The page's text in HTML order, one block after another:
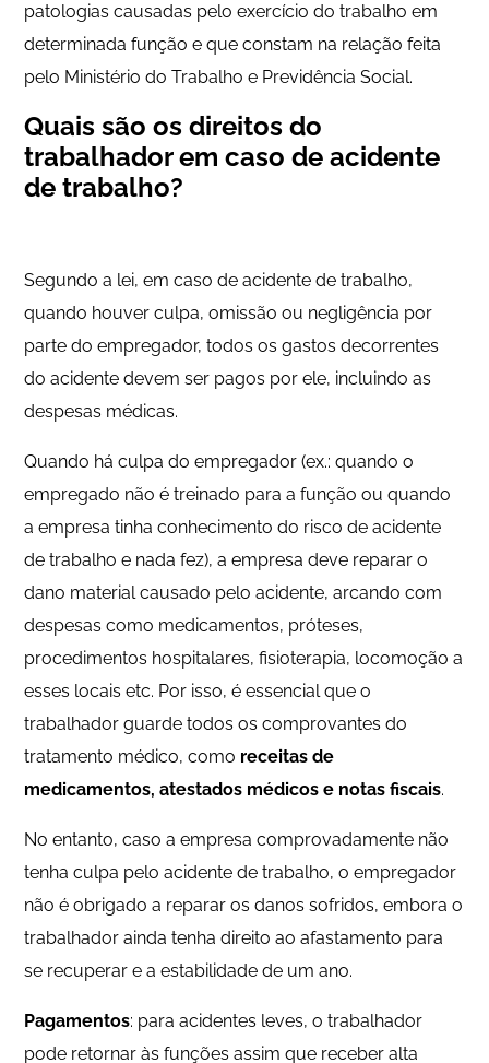
patologias causadas pelo exercício do trabalho em
determinada função e que constam na relação feita
pelo Ministério do Trabalho e Previdência Social.
Quais são os direitos do
trabalhador em caso de acidente
de trabalho?
Segundo a lei, em caso de acidente de trabalho,
quando houver culpa, omissão ou negligência por
parte do empregador, todos os gastos decorrentes
do acidente devem ser pagos por ele, incluindo as
despesas médicas.
Quando há culpa do empregador (ex.: quando o
empregado não é treinado para a função ou quando
a empresa tinha conhecimento do risco de acidente
de trabalho e nada fez), a empresa deve reparar o
dano material causado pelo acidente, arcando com
despesas como medicamentos, próteses,
procedimentos hospitalares, fisioterapia, locomoção a
esses locais etc. Por isso, é essencial que o
trabalhador guarde todos os comprovantes do
tratamento médico, como receitas de
medicamentos, atestados médicos e notas fiscais.
No entanto, caso a empresa comprovadamente não
tenha culpa pelo acidente de trabalho, o empregador
não é obrigado a reparar os danos sofridos, embora o
trabalhador ainda tenha direito ao afastamento para
se recuperar e a estabilidade de um ano.
Pagamentos: para acidentes leves, o trabalhador
pode retornar às funções assim que receber alta